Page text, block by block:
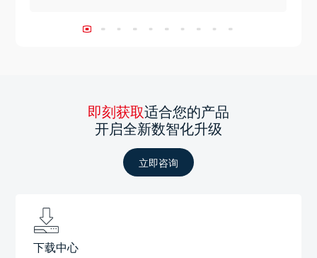
即刻获取适合您的产品
开启全新数智化升级
立即咨询
下载中心